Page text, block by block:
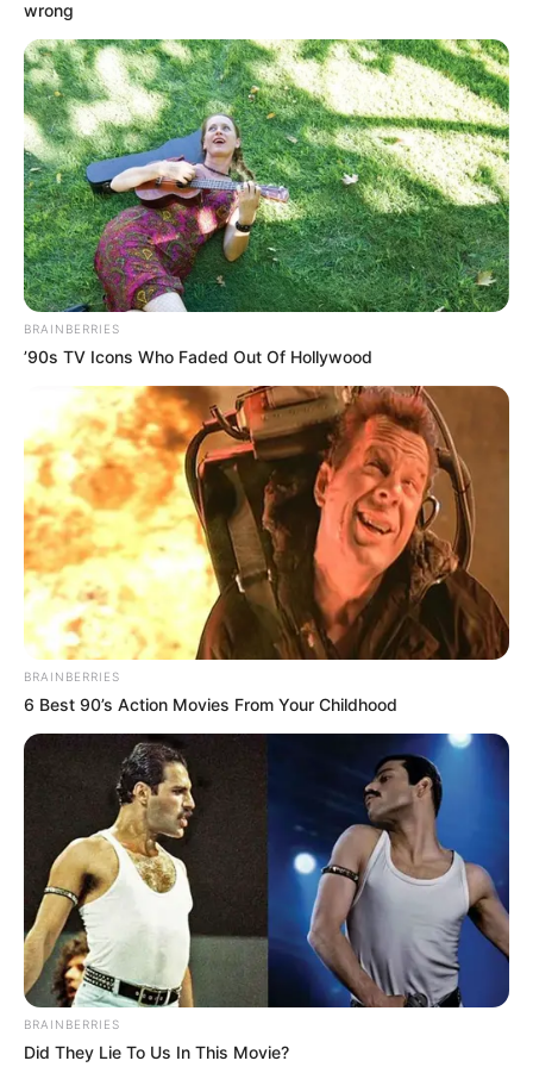
Tambiénquedó prohibido el estacionamiento de buses
turísticos en los barrios Bocagrande, Castillogrande y
Laguito. El ingreso a las playas autorizadas se mantiene
entre las 8:00 a.m. hasta las 6:00 p.m. El uso de
tapabocas es obligatorio en espacios públicos y
establecimientos de comercio, en donde además se
deberá garantizar el distanciamiento social.
COMPARTIR
TEMAS RELACIONADOS
CARTAGENA
NAVIDAD Y AÑO NUEVO
TOQUE DE QUEDA
COVID-19
MANTÉNGASE EN ALERTA
Tenemos todas las noticias que le
favor, active las notificaciones de Alerta.
ACTIVAR AHORA
TEMAS DESTACADOS
CORTES DE LUZ EN BOLÍVAR
EL CARMEN DE BOLÍVAR
DUMEK TURBAY
ALCALDÍA DE CARTAGENA
YAMIL ARANA
FEMINICIDIO
wrong
BRAINBERRIES
’90s TV Icons Who Faded Out Of Hollywood
BRAINBERRIES
6 Best 90’s Action Movies From Your Childhood
BRAINBERRIES
Did They Lie To Us In This Movie?